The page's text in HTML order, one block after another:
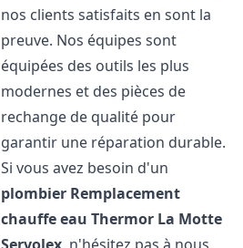
nos clients satisfaits en sont la
preuve. Nos équipes sont
équipées des outils les plus
modernes et des pièces de
rechange de qualité pour
garantir une réparation durable.
Si vous avez besoin d'un
plombier Remplacement
chauffe eau Thermor La Motte